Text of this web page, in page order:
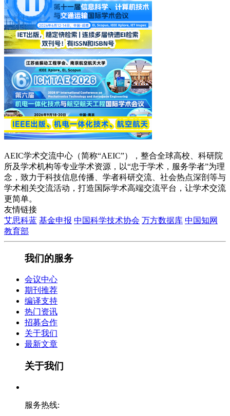
AEIC学术交流中心（简称“AEIC”），整合全球高校、科研院
所及学术机构等专业学术资源，以“忠于学术，服务学者”为理
念，致力于科技信息传播、学者科研交流、社会热点深剖等与
学术相关交流活动，打造国际学术高端交流平台，让学术交流
更简单。
友情链接
艾思科蓝 基金申报 中国科学技术协会 万方数据库 中国知网
教育部
我们的服务
会议中心
期刊推荐
编译支持
热门资讯
招募合作
关于我们
最新文章
关于我们
服务热线: